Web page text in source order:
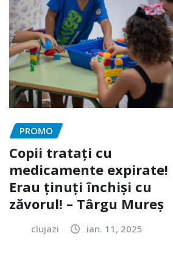
PROMO
Copii tratați cu
medicamente expirate!
Erau ținuți închiși cu
zăvorul! – Târgu Mureș
clujazi ian. 11, 2025